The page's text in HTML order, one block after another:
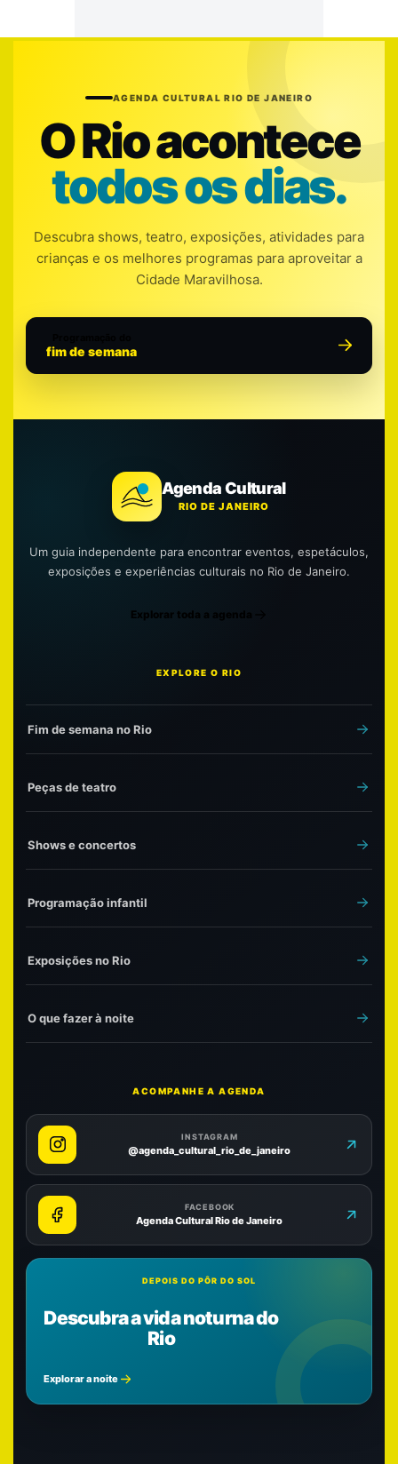
AGENDA CULTURAL RIO DE JANEIRO
O Rio acontece
todos os dias.
Descubra shows, teatro, exposições, atividades para
crianças e os melhores programas para aproveitar a
Cidade Maravilhosa.
fim de semana
Agenda Cultural
RIO DE JANEIRO
Um guia independente para encontrar eventos, espetáculos,
exposições e experiências culturais no Rio de Janeiro.
Explorar toda a agenda
EXPLORE O RIO
Fim de semana no Rio
Peças de teatro
Shows e concertos
Programação infantil
Exposições no Rio
O que fazer à noite
ACOMPANHE A AGENDA
INSTAGRAM
@agenda_cultural_rio_de_janeiro
FACEBOOK
Agenda Cultural Rio de Janeiro
DEPOIS DO PÔR DO SOL
Descubra a vida noturna do
Rio
Explorar a noite